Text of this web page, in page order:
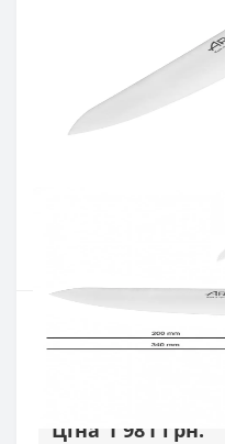
Артикул:210600
Цiна 1 981 грн.